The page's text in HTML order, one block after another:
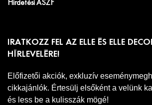
Hirdetési ÁSZF
IRATKOZZ FEL AZ ELLE ÉS ELLE
HÍRLEVELÉRE!
Előfizetői akciók, exkluzív
cikkajánlók. Értesülj elsőként a velünk
és less be a kulisszák mögé!